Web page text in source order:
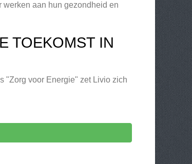
aan hun gezondheid en
TOEKOMST IN
"Zorg voor Energie" zet Livio zich